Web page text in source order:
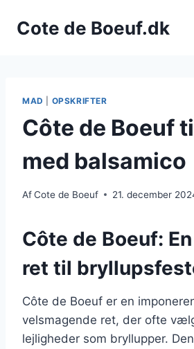
Cote de Boeuf.dk
MAD OPSKRIFTER
Côte de Boeuf
med balsamico
AfCote de Boeuf 21. december
Côte de Boeuf:
ret til
Côte de Boeuf er en
velsmagende ret, der ofte
lejligheder som bryllupper.